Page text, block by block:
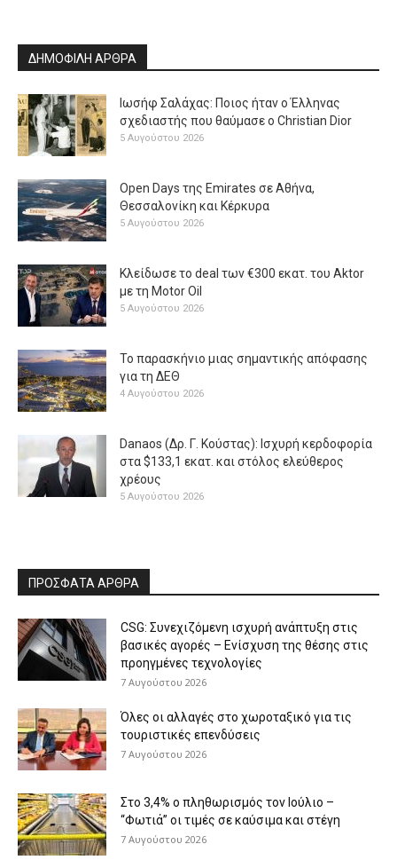
ΔΗΜΟΦΙΛΗ ΑΡΘΡΑ
Ιωσήφ Σαλάχας: Ποιος ήταν ο Έλληνας
σχεδιαστής που θαύμασε ο Christian Dior
5 Αυγούστου 2026
Open Days της Emirates σε Αθήνα,
Θεσσαλονίκη και Κέρκυρα
5 Αυγούστου 2026
Κλείδωσε το deal των €300 εκατ. του Aktor
με τη Μotor Oil
5 Αυγούστου 2026
Το παρασκήνιο μιας σημαντικής απόφασης
για τη ΔΕΘ
4 Αυγούστου 2026
Danaos (Δρ. Γ. Κούστας): Ισχυρή κερδοφορία
στα $133,1 εκατ. και στόλος ελεύθερος
χρέους
5 Αυγούστου 2026
ΠΡΟΣΦΑΤΑ ΑΡΘΡΑ
CSG: Συνεχιζόμενη ισχυρή ανάπτυξη στις
βασικές αγορές – Ενίσχυση της θέσης στις
προηγμένες τεχνολογίες
7 Αυγούστου 2026
Όλες οι αλλαγές στο χωροταξικό για τις
τουριστικές επενδύσεις
7 Αυγούστου 2026
Στο 3,4% ο πληθωρισμός τον Ιούλιο –
“Φωτιά” οι τιμές σε καύσιμα και στέγη
7 Αυγούστου 2026